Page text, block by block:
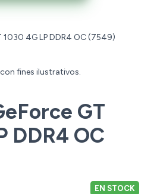
fines ilustrativos.
GT
DDR4 OC
EN STOCK